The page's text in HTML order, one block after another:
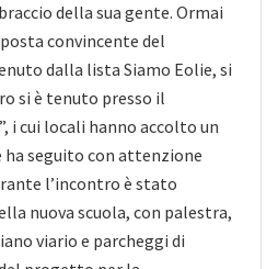
della sua gente. Ormai
convincente del
dalla lista Siamo Eolie, si
si è tenuto presso il
i cui locali hanno accolto un
ha seguito con attenzione
l’incontro è stato
nuova scuola, con palestra,
viario e parcheggi di